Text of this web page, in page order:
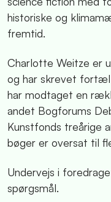
historiske og
fremtid.
Charlotte Weitze er
og har skrevet
har modtaget en
andet Bogforums
Kunstfonds treårige
bøger er oversat til
Undervejs i
spørgsmål.